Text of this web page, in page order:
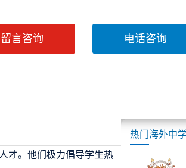
留言咨询 电话咨询
才。他们极力倡导学生热
热门海外中